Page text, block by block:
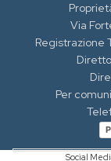
Via
Registrazione
Per
Social